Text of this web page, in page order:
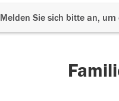
Melden Sie sich bitte an,